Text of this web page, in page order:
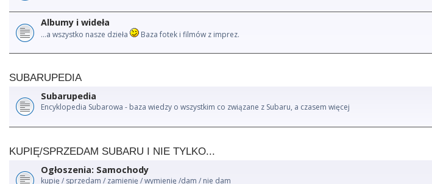
Albumy i wideła
...a wszystko nasze dzieła Baza fotek i filmów z imprez.
SUBARUPEDIA
Subarupedia
Encyklopedia Subarowa - baza wiedzy o wszystkim co związane z Subaru, a czasem więcej
KUPIĘ/SPRZEDAM SUBARU I NIE TYLKO...
Ogłoszenia: Samochody
kupię / sprzedam / zamienię / wymienię /dam / nie dam